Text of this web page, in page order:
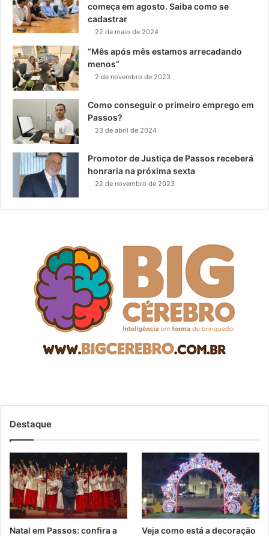
começa em agosto. Saiba como se
cadastrar
22 de maio de 2024
“Mês após mês estamos arrecadando
menos”
2 de novembro de 2023
Como conseguir o primeiro emprego em
Passos?
23 de abril de 2024
Promotor de Justiça de Passos receberá
honraria na próxima sexta
22 de novembro de 2023
Destaque
Natal em Passos: confira a Veja como está a decoração